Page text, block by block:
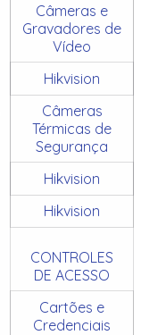
Câmeras e
Gravadores de
Vídeo
Hikvision
Câmeras
Térmicas de
Segurança
Hikvision
Hikvision
CONTROLES
DE ACESSO
Cartões e
Credenciais